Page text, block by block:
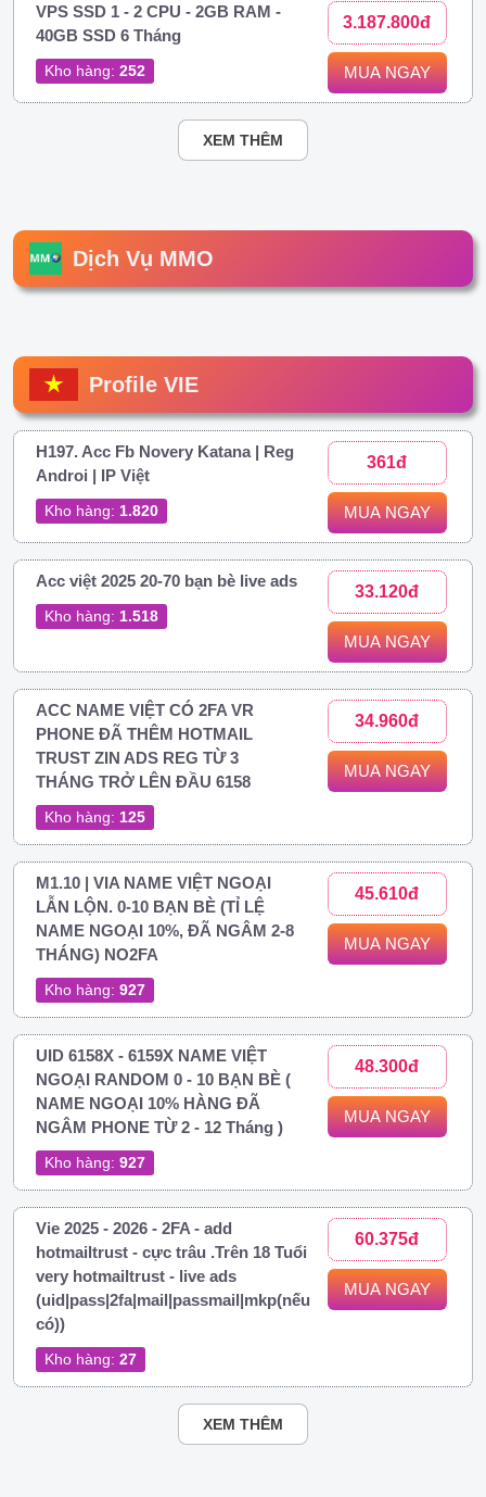
VPS SSD 1 - 2 CPU - 2GB RAM -
40GB SSD 6 Tháng
Kho hàng: 252
3.187.800đ
MUA NGAY
XEM THÊM
Dịch Vụ MMO
Profile VIE
H197. Acc Fb Novery Katana | Reg
Androi | IP Việt
Kho hàng: 1.820
361đ
MUA NGAY
Acc việt 2025 20-70 bạn bè live ads
Kho hàng: 1.518
33.120đ
MUA NGAY
ACC NAME VIỆT CÓ 2FA VR
PHONE ĐÃ THÊM HOTMAIL
TRUST ZIN ADS REG TỪ 3
THÁNG TRỞ LÊN ĐẦU 6158
Kho hàng: 125
34.960đ
MUA NGAY
M1.10 | VIA NAME VIỆT NGOẠI
LẪN LỘN. 0-10 BẠN BÈ (TỈ LỆ
NAME NGOẠI 10%, ĐÃ NGÂM 2-8
THÁNG) NO2FA
Kho hàng: 927
45.610đ
MUA NGAY
UID 6158X - 6159X NAME VIỆT
NGOẠI RANDOM 0 - 10 BẠN BÈ (
NAME NGOẠI 10% HÀNG ĐÃ
NGÂM PHONE TỪ 2 - 12 Tháng )
Kho hàng: 927
48.300đ
MUA NGAY
Vie 2025 - 2026 - 2FA - add
hotmailtrust - cực trâu .Trên 18 Tuổi
very hotmailtrust - live ads
(uid|pass|2fa|mail|passmail|mkp(nếu
có))
Kho hàng: 27
60.375đ
MUA NGAY
XEM THÊM